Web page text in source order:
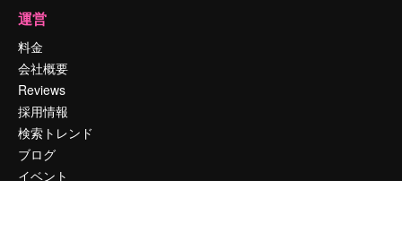
運営
料金
会社概要
Reviews
採用情報
検索トレンド
ブログ
イベント